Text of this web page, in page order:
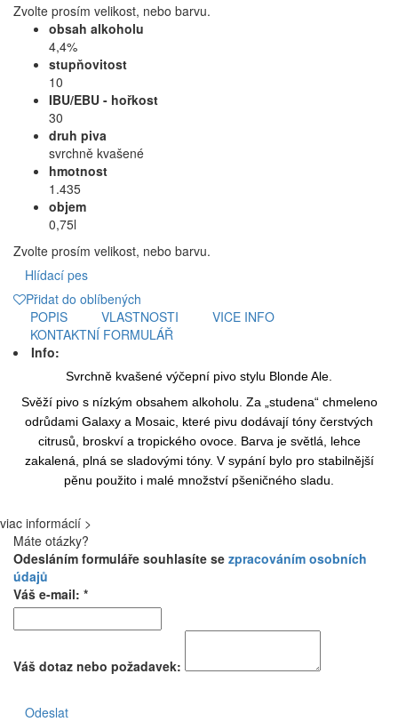
Zvolte prosím velikost, nebo barvu.
obsah alkoholu
4,4%
stupňovitost
10
IBU/EBU - hořkost
30
druh piva
svrchně kvašené
hmotnost
1.435
objem
0,75l
Zvolte prosím velikost, nebo barvu.
Hlídací pes
Přidat do oblíbených
POPIS
VLASTNOSTI
VICE INFO
KONTAKTNÍ FORMULÁŘ
Info:
Svrchně kvašené výčepní pivo stylu Blonde Ale.
Svěží pivo s nízkým obsahem alkoholu. Za „studena“ chmeleno
odrůdami Galaxy a Mosaic, které pivu dodávají tóny čerstvých
citrusů, broskví a tropického ovoce. Barva je světlá, lehce
zakalená, plná se sladovými tóny. V sypání bylo pro stabilnější
pěnu použito i malé množství pšeničného sladu.
viac informácií >
Máte otázky?
Odesláním formuláře souhlasíte se zpracováním osobních
údajů
Váš e-mail: *
Váš dotaz nebo požadavek:
Odeslat